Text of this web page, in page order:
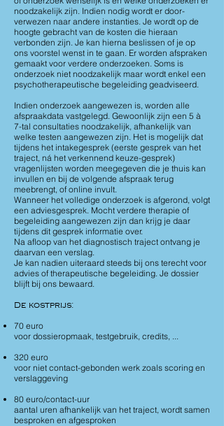
noodzakelijk zijn. Indien nodig wordt er door­
verwezen naar andere instanties. Je wordt op de
hoogte gebracht van de kosten die hieraan
verbonden zijn. Je kan hierna beslissen of je op
ons voorstel wenst in te gaan. Er worden afspraken
gemaakt voor verdere onderzoeken. Soms is
onderzoek niet noodzakelijk maar wordt enkel een
psychotherapeutische begeleiding geadviseerd.
Indien onderzoek aangewezen is, worden alle
afspraakdata vastgelegd. Gewoonlijk zijn een 5 à
7-tal consultaties noodzakelijk, afhankelijk van
welke testen aangewezen zijn. Het is mogelijk dat
tijdens het intakegesprek (eerste gesprek van het
traject, ná het verkennend keuze-gesprek)
vragenlijsten worden meegegeven die je thuis kan
invullen en bij de volgende afspraak terug
meebrengt, of online invult.
Wanneer het volledige onderzoek is afgerond, volgt
een adviesgesprek. Mocht verdere therapie of
begeleiding aangewezen zijn dan krijg je daar
tijdens dit gesprek informatie over.
Na afloop van het diagnostisch traject ontvang je
daarvan een verslag.
Je kan nadien uiteraard steeds bij ons terecht voor
advies of therapeutische begeleiding. Je dossier
blijft bij ons bewaard.
De kostprijs:
70 euro
voor dossieropmaak, testgebruik, credits, ...
320 euro
voor niet contact-gebonden werk zoals scoring en
verslaggeving
80 euro/contact-uur
aantal uren afhankelijk van het traject, wordt samen
besproken en afgesproken